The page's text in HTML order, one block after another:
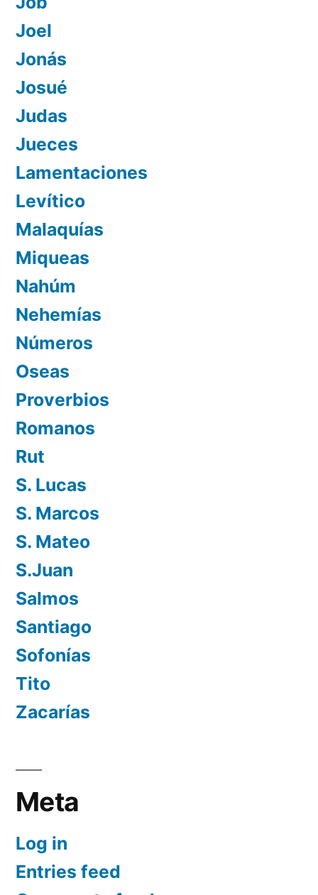
Joel
Jonás
Josué
Judas
Jueces
Lamentaciones
Levítico
Malaquías
Miqueas
Nahúm
Nehemías
Números
Oseas
Proverbios
Romanos
Rut
S. Lucas
S. Marcos
S. Mateo
S.Juan
Salmos
Santiago
Sofonías
Tito
Zacarías
Meta
Log in
Entries feed